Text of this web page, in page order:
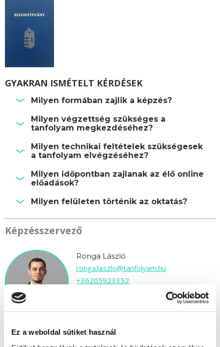
Ez a weboldal sütiket használ
GYAKRAN ISMÉTELT KÉRDÉSEK
Milyen formában zajlik a képzés?
Milyen végzettség szükséges a
tanfolyam megkezdéséhez?
Milyen technikai feltételek szükségesek
a tanfolyam elvégzéséhez?
Milyen időpontban zajlanak az élő online
előadások?
Milyen felületen történik az oktatás?
Képzésszervező
Ronga László
ronga.laszlo@tanfolyam.hu
+36205923352